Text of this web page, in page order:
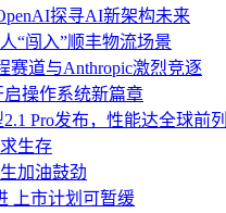
探寻AI新架构未来
“闯入”顺丰物流场景
赛道与Anthropic激烈竞逐
启操作系统新篇章
Pro发布，性能达全球前列
生存
加油鼓劲
上市计划可暂缓